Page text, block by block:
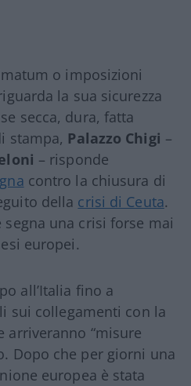
o imposizioni
la sua sicurezza
secca, dura, fatta
stampa, Palazzo Chigi –
– risponde
contro la chiusura di
della crisi di Ceuta.
una crisi forse mai
europei.
all’Italia fino a
sui collegamenti con la
arriveranno “misure
Dopo che per giorni una
europea è stata